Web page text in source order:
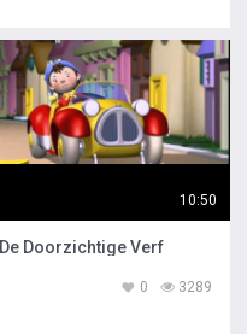
10:50
De Doorzichtige Verf
3289
0